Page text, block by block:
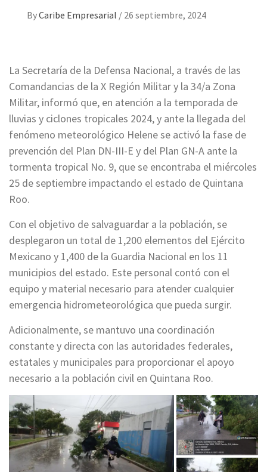
ByCaribe Empresarial / 26 septiembre, 2024
La Secretaría de la Defensa Nacional, a través de las
Comandancias de la X Región Militar y la 34/a Zona
Militar, informó que, en atención a la temporada de
lluvias y ciclones tropicales 2024, y ante la llegada del
fenómeno meteorológico Helene se activó la fase de
prevención del Plan DN-III-E y del Plan GN-A ante la
tormenta tropical No. 9, que se encontraba el miércoles
25 de septiembre impactando el estado de Quintana
Roo.
Con el objetivo de salvaguardar a la población, se
desplegaron un total de 1,200 elementos del Ejército
Mexicano y 1,400 de la Guardia Nacional en los 11
municipios del estado. Este personal contó con el
equipo y material necesario para atender cualquier
emergencia hidrometeorológica que pueda surgir.
Adicionalmente, se mantuvo una coordinación
constante y directa con las autoridades federales,
estatales y municipales para proporcionar el apoyo
necesario a la población civil en Quintana Roo.